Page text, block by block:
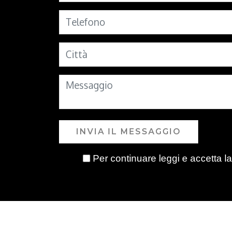
INVIA IL MESSAGGIO
Per continuare leggi e accetta la